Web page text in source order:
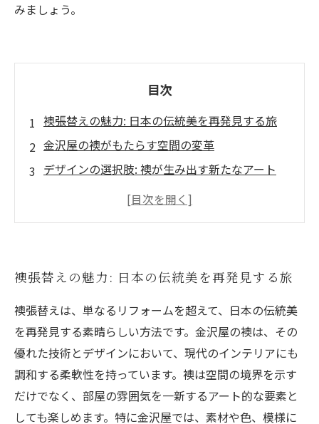
みましょう。
目次
襖張替えの魅力: 日本の伝統美を再発見する旅
金沢屋の襖がもたらす空間の変革
デザインの選択肢: 襖が生み出す新たなアート
伝統と現代の融合: 襖リフォームの可能性
トに変える
襖張替えの魅力: 日本の伝統美を再発見する旅
襖張替えは、単なるリフォームを超えて、日本の伝統美
を再発見する素晴らしい方法です。金沢屋の襖は、その
優れた技術とデザインにおいて、現代のインテリアにも
調和する柔軟性を持っています。襖は空間の境界を示す
だけでなく、部屋の雰囲気を一新するアート的な要素と
しても楽しめます。特に金沢屋では、素材や色、模様に